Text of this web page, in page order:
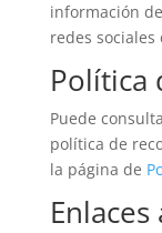
información
redes
Política
Puede
política de
la página de